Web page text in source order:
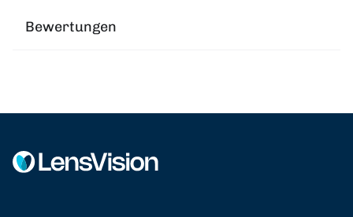
Bewertungen